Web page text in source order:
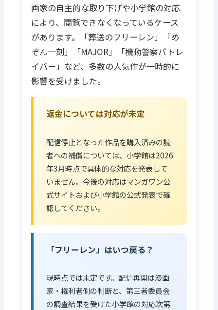
画家の自主的な取り下げや小学館の対応
により、閲覧できなくなっているケース
があります。「葬送のフリーレン」「め
ぞん一刻」「MAJOR」「機動警察パトレ
イバー」など、多数の人気作が一時的に
影響を受けました。
返金については対応が未定
配信停止となった作品を購入済みの読
者への補償については、小学館は2026
年3月時点で具体的な対応を発表して
いません。今後の対応はマンガワン公
式サイトおよび小学館の公式発表で確
認してください。
「フリーレン」はいつ戻る？
現時点では未定です。配信再開は漫画
家・権利者側の判断と、第三者委員会
の調査結果を受けた小学館の対応次第